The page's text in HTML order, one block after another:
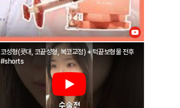
코성형(콧대, 코끝성형, 복코교정) + 턱끝보형물 전후
#shorts